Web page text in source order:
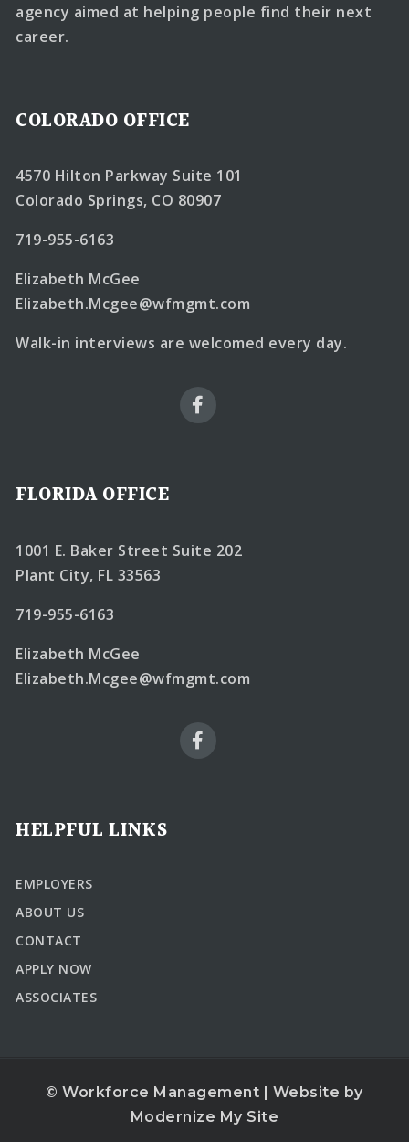
agency aimed at helping people find their next
career.
COLORADO OFFICE
4570 Hilton Parkway Suite 101
Colorado Springs, CO 80907
719-955-6163
Elizabeth McGee
Elizabeth.Mcgee@wfmgmt.com
Walk-in interviews are welcomed every day.
FLORIDA OFFICE
1001 E. Baker Street Suite 202
Plant City, FL 33563
719-955-6163
Elizabeth McGee
Elizabeth.Mcgee@wfmgmt.com
HELPFUL LINKS
EMPLOYERS
ABOUT US
CONTACT
APPLY NOW
ASSOCIATES
© Workforce Management | Website by
Modernize My Site